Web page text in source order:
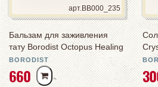
арт.BB000_235
Бальзам для заживления
тату Borodist Octopus Healing
BORODIST
660РУБ